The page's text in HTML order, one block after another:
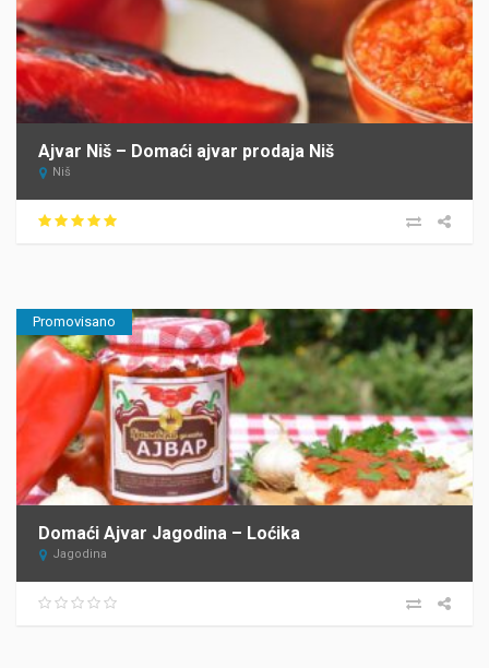
Ajvar Niš – Domaći ajvar prodaja Niš
Niš
Promovisano
Domaći Ajvar Jagodina – Loćika
Jagodina